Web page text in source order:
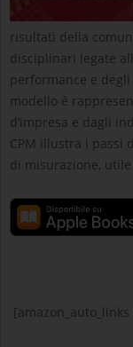
risultati della
disciplinari legate
performance e
modello è
d’impresa e dagli
CPM illustra i passi
di misurazione,
[amazon_auto_links